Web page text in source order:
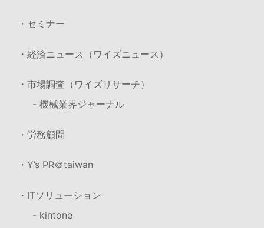
・セミナー
・経済ニュース（ワイズニュース）
・市場調査（ワイズリサーチ）
- 機械業界ジャーナル
・労務顧問
・Y’s PR＠taiwan
・ITソリューション
- kintone